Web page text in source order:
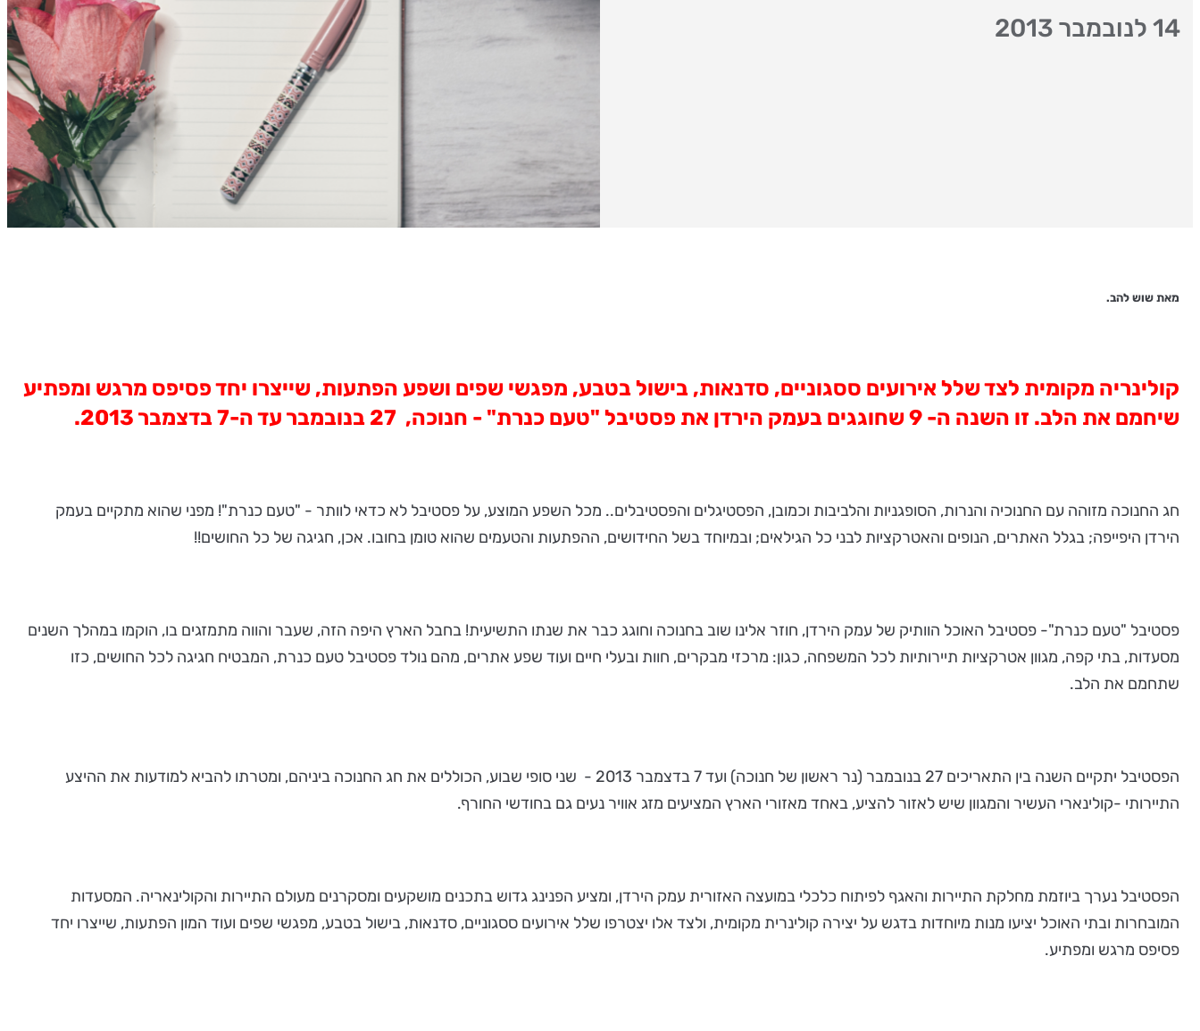
14 לנובמבר 2013
מאת שוש להב.
קולינריה מקומית לצד שלל אירועים ססגוניים, סדנאות, בישול בטבע, מפגשי שפים ושפע הפתעות, שייצרו יחד פסיפס מרגש ומפתיע
שיחמם את הלב. זו השנה ה- 9 שחוגגים בעמק הירדן את פסטיבל "טעם כנרת" - חנוכה, 27 בנובמבר עד ה-7 בדצמבר 2013.
חג החנוכה מזוהה עם החנוכיה והנרות, הסופגניות והלביבות וכמובן, הפסטיגלים והפסטיבלים.. מכל השפע המוצע, על פסטיבל לא כדאי לוותר - "טעם כנרת"! מפני שהוא מתקיים בעמק
הירדן היפייפה; בגלל האתרים, הנופים והאטרקציות לבני כל הגילאים; ובמיוחד בשל החידושים, ההפתעות והטעמים שהוא טומן בחובו. אכן, חגיגה של כל החושים!!
פסטיבל "טעם כנרת"- פסטיבל האוכל הוותיק של עמק הירדן, חוזר אלינו שוב בחנוכה וחוגג כבר את שנתו התשיעית! בחבל הארץ היפה הזה, שעבר והווה מתמזגים בו, הוקמו במהלך השנים
מסעדות, בתי קפה, מגוון אטרקציות תיירותיות לכל המשפחה, כגון: מרכזי מבקרים, חוות ובעלי חיים ועוד שפע אתרים, מהם נולד פסטיבל טעם כנרת, המבטיח חגיגה לכל החושים, כזו
שתחמם את הלב.
הפסטיבל יתקיים השנה בין התאריכים 27 בנובמבר (נר ראשון של חנוכה) ועד 7 בדצמבר 2013 - שני סופי שבוע, הכוללים את חג החנוכה ביניהם, ומטרתו להביא למודעות את ההיצע
התיירותי -קולינארי העשיר והמגוון שיש לאזור להציע, באחד מאזורי הארץ המציעים מזג אוויר נעים גם בחודשי החורף.
הפסטיבל נערך ביוזמת מחלקת התיירות והאגף לפיתוח כלכלי במועצה האזורית עמק הירדן, ומציע הפנינג גדוש בתכנים מושקעים ומסקרנים מעולם התיירות והקולינאריה. המסעדות
המובחרות ובתי האוכל יציעו מנות מיוחדות בדגש על יצירה קולינרית מקומית, ולצד אלו יצטרפו שלל אירועים ססגוניים, סדנאות, בישול בטבע, מפגשי שפים ועוד המון הפתעות, שייצרו יחד
פסיפס מרגש ומפתיע.